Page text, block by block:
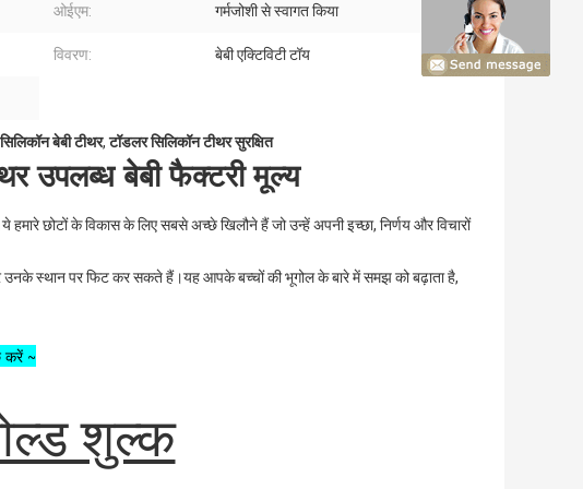
ओईएम: गर्मजोशी से स्वागत किया
विवरण: बेबी एक्टिविटी टॉय
बेबी टीथर,टॉडलर सिलिकॉन टीथर सुरक्षित
उपलब्ध बेबी फैक्टरी मूल्य
छोटों के विकास के लिए सबसे अच्छे खिलौने हैं जो उन्हें अपनी इच्छा, निर्णय और विचारों
उनके स्थान पर फिट कर सकते हैं।यह आपके बच्चों की भूगोल के बारे में समझ को बढ़ाता है,
करें ~
शुल्क